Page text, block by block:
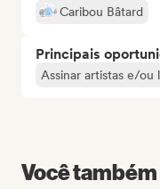
Caribou Bâtard
Principais
Assinar artistas e/ou
Você